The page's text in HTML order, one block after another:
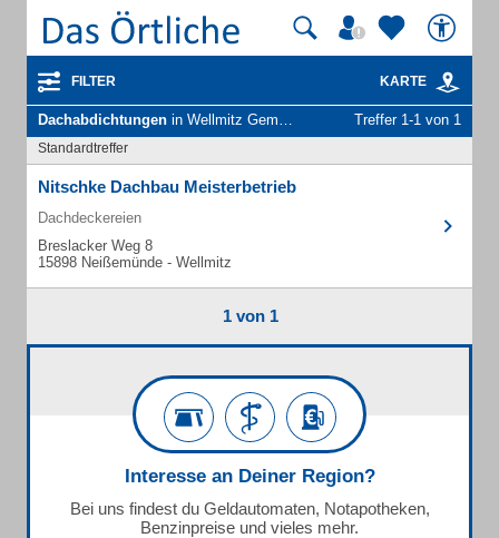
FILTER KARTE
Dachabdichtungen in Wellmitz Gem. Neißemünde Treffer 1-1 von 1
Standardtreffer
Nitschke Dachbau Meisterbetrieb
Dachdeckereien
Breslacker Weg 8
15898 Neißemünde - Wellmitz
1 von 1
Interesse an Deiner Region?
Bei uns findest du Geldautomaten, Notapotheken,
Benzinpreise und vieles mehr.